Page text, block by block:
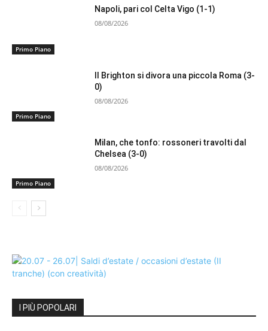
Primo Piano
Napoli, pari col Celta Vigo (1-1)
08/08/2026
Primo Piano
Il Brighton si divora una piccola Roma (3-
0)
08/08/2026
Primo Piano
Milan, che tonfo: rossoneri travolti dal
Chelsea (3-0)
08/08/2026
I PIÙ POPOLARI